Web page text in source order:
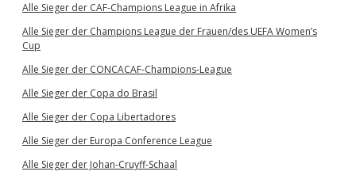
Alle Sieger der CAF-Champions League in Afrika
Alle Sieger der Champions League der Frauen/des UEFA Women’s
Cup
Alle Sieger der CONCACAF-Champions-League
Alle Sieger der Copa do Brasil
Alle Sieger der Copa Libertadores
Alle Sieger der Europa Conference League
Alle Sieger der Johan-Cruyff-Schaal